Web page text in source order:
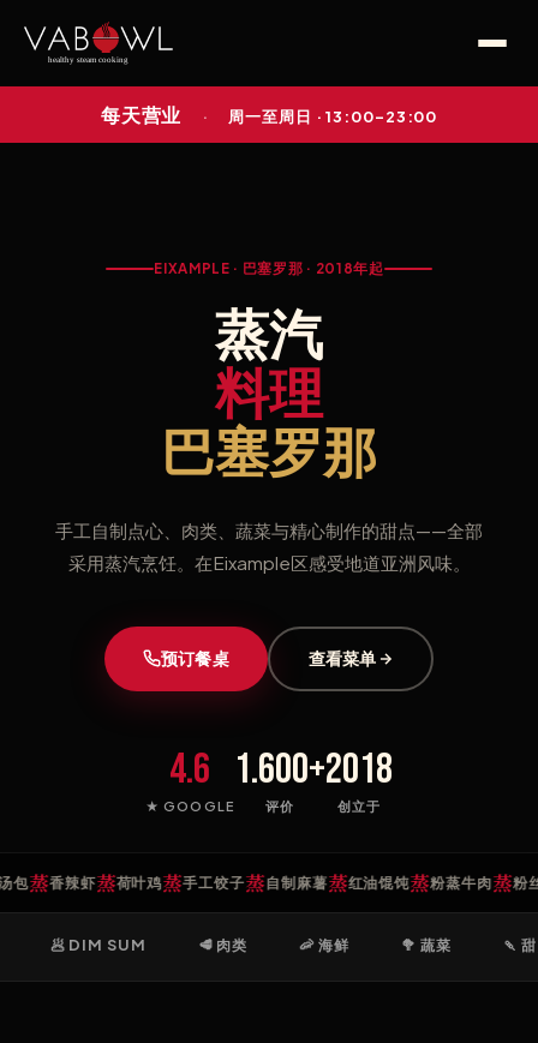
每天营业 · 周一至周日 · 13:00–23:00
EIXAMPLE · 巴塞罗那 · 2018年起
蒸汽
料理
巴塞罗那
手工自制点心、肉类、蔬菜与精心制作的甜点——全部
采用蒸汽烹饪。在Eixample区感受地道亚洲风味。
预订餐桌 查看菜单
4.6
★ GOOGLE
1.600+
评价
2018
创立于
蒸香辣虾蒸荷叶鸡蒸手工饺子蒸自制麻薯蒸红油馄饨蒸粉蒸牛肉蒸粉丝虾
🥟 DIM SUM 🥩 肉类 🦐 海鲜 🥦 蔬菜 🍡